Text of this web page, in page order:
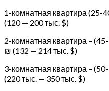
1-комнатная квартира (25-
(120 — 200 тыс. $)
2-комнатная квартира –
₪ (132 — 214 тыс. $)
3-комнатная квартира –
(220 тыс. — 350 тыс. $)